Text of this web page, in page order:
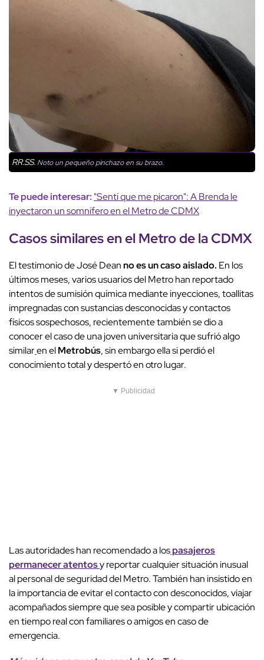
RR.SS. Noto un pequeño pinchazo en su brazo.
Te puede interesar: "Sentí que me picaron": A Brenda le
inyectaron un somnífero en el Metro de CDMX
Casos similares en el Metro de la CDMX
El testimonio de José Deanno es un caso aislado. En los
últimos meses, varios usuarios del Metro han reportado
intentos de sumisión química mediante inyecciones, toallitas
impregnadas con sustancias desconocidas y contactos
físicos sospechosos, recientemente también se dio a
conocer el caso de una joven universitaria que sufrió algo
similaren elMetrobús, sin embargo ella si perdió el
conocimiento total y despertó en otro lugar.
▼ Publicidad
Las autoridades han recomendado a lospasajeros
permanecer atentosy reportar cualquier situación inusual
al personal de seguridad del Metro. También han insistido en
la importancia de evitar el contacto con desconocidos, viajar
acompañados siempre que sea posible y compartir ubicación
en tiempo real con familiares o amigos en caso de
emergencia.